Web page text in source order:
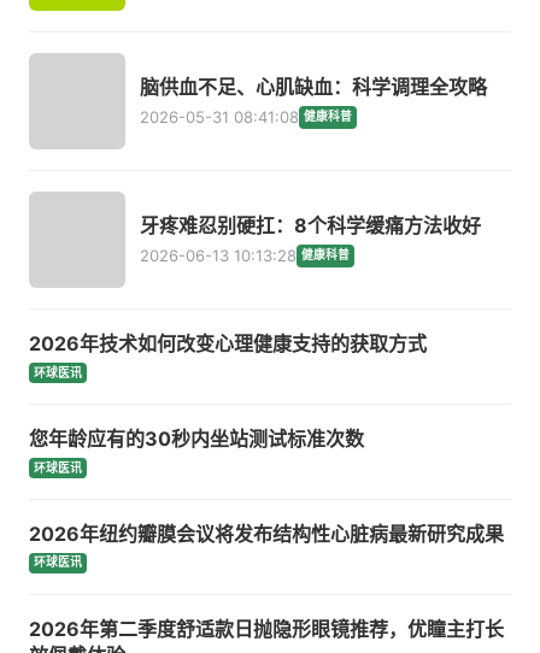
脑供血不足、心肌缺血：科学调理全攻略
2026-05-31 08:41:08 健康科普
牙疼难忍别硬扛：8个科学缓痛方法收好
2026-06-13 10:13:28 健康科普
2026年技术如何改变心理健康支持的获取方式
环球医讯
您年龄应有的30秒内坐站测试标准次数
环球医讯
2026年纽约瓣膜会议将发布结构性心脏病最新研究成果
环球医讯
2026年第二季度舒适款日抛隐形眼镜推荐，优瞳主打长